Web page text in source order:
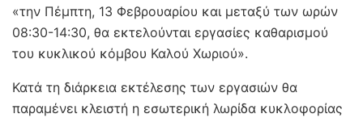
«την Πέμπτη, 13 Φεβρουαρίου και μεταξύ των ωρών
08:30-14:30, θα εκτελούνται εργασίες καθαρισμού
του κυκλικού κόμβου Καλού Χωριού».
Κατά τη διάρκεια εκτέλεσης των εργασιών θα
παραμένει κλειστή η εσωτερική λωρίδα κυκλοφορίας